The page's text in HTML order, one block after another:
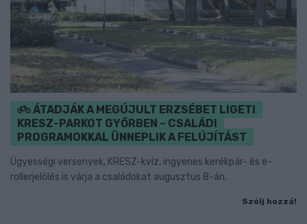
ÁTADJÁK A MEGÚJULT ERZSÉBET LIGETI
KRESZ-PARKOT GYŐRBEN – CSALÁDI
PROGRAMOKKAL ÜNNEPLIK A FELÚJÍTÁST
Ügyességi versenyek, KRESZ-kvíz, ingyenes kerékpár- és e-
rollerjelölés is várja a családokat augusztus 8-án.
Szólj hozzá!